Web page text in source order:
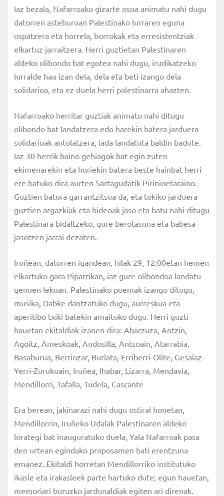
Iaz bezala, Nafarroako gizarte osoa animatu nahi dugu
datorren asteburuan Palestinako lurraren eguna
ospatzera eta horrela, borrokak eta erresistentziak
elkartuz jarraitzera. Herri guztietan Palestinaren
aldeko olibondo bat egotea nahi dugu, irudikatzeko
lurralde hau izan dela, dela eta beti izango dela
solidarioa, eta ez duela herri palestinarra ahazten.
Nafarroako herritar guztiak animatu nahi ditugu
olibondo bat landatzera edo harekin batera jarduera
solidarioak antolatzera, iada landatuta baldin badute.
Iaz 30 herrik baino gehiagok bat egin zuten
ekimenarekin eta horiekin batera beste hainbat herri
ere batuko dira aurten Sartagudatik Pirinioetaraino.
Guztien batura garrantzitsua da, eta tokiko jarduera
guztien argazkiak eta bideoak jaso eta batu nahi ditugu
Palestinara bidaltzeko, gure berotasuna eta babesa
jasotzen jarrai dezaten.
Iruñean, datorren igandean, hilak 29, 12:00etan hemen
elkartuko gara Piparrikan, iaz gure olibondoa landatu
genuen lekuan. Palestinako poemak izango ditugu,
musika, Dabke dantzatuko dugu, aurreskua eta
aperitibo txiki batekin amaituko dugu. Herri guzti
hauetan ekitaldiak izanen dira: Abarzuza, Antzin,
Agoitz, Ameskoak, Andosilla, Antsoain, Atarrabia,
Basaburua, Berriozar, Burlata, Erriberri-Olite, Gesalaz-
Yerri-Zurukuain, Iruñea, Ihabar, Lizarra, Mendavia,
Mendillorri, Tafalla, Tudela, Cascante
Era berean, jakinarazi nahi dugu ostiral honetan,
Mendillorrin, Iruñeko Udalak Palestinaren aldeko
lorategi bat inauguratuko duela, Yala Nafarroak pasa
den urtean egindako proposamen bati erentzuna
emanez. Ekitaldi horretan Mendillorriko institutuko
ikasle eta irakasleek parte hartuko dute; egun hauetan,
memoriari buruzko jardunaldiak egiten ari direnak.